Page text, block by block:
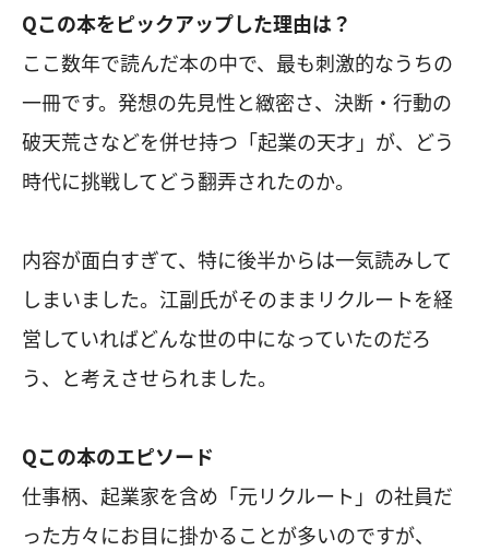
Qこの本をピックアップした理由は？
ここ数年で読んだ本の中で、最も刺激的なうちの
一冊です。発想の先見性と緻密さ、決断・行動の
破天荒さなどを併せ持つ「起業の天才」が、どう
時代に挑戦してどう翻弄されたのか。
内容が面白すぎて、特に後半からは一気読みして
しまいました。江副氏がそのままリクルートを経
営していればどんな世の中になっていたのだろ
う、と考えさせられました。
Qこの本のエピソード
仕事柄、起業家を含め「元リクルート」の社員だ
った方々にお目に掛かることが多いのですが、